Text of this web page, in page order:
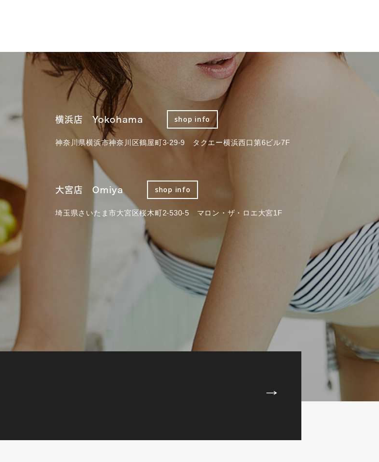
横浜店 Yokohama shop info
神奈川県横浜市神奈川区鶴屋町3-29-9 タクエー横浜西口第6ビル7F
大宮店 Omiya shop info
埼玉県さいたま市大宮区桜木町2-530-5 マロン・ザ・ロエ大宮1F